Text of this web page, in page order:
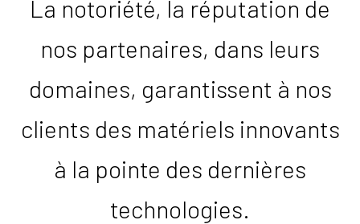
La notoriété, la réputation de
nos partenaires, dans leurs
domaines, garantissent à nos
clients des matériels innovants
à la pointe des dernières
technologies.